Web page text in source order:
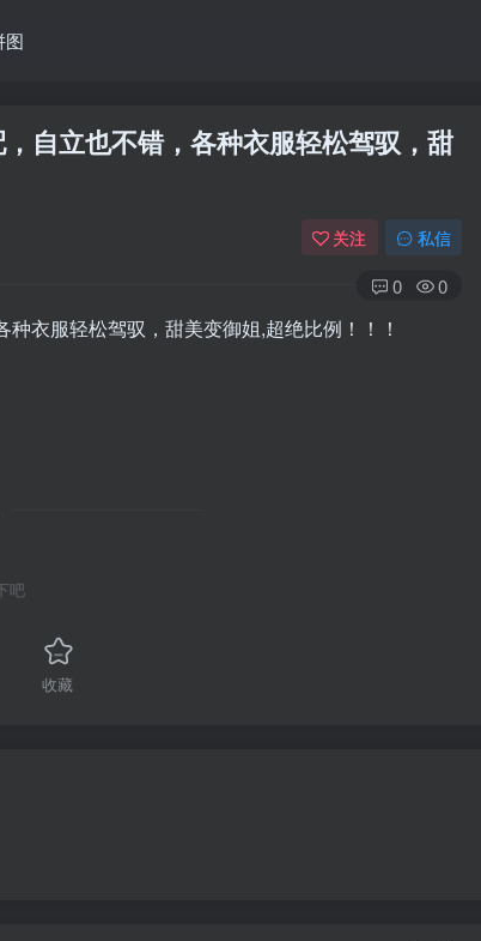
图
自立也不错，各种衣服轻松驾驭，甜
关注 私信
0 0
衣服轻松驾驭，甜美变御姐,超绝比例！！！
吧
收藏